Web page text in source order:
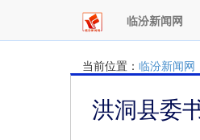
临汾新闻网
当前位置： 临汾新闻网
洪洞县委